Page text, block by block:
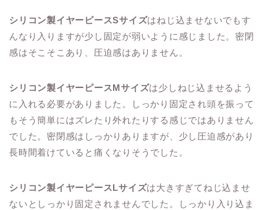
シリコン製イヤーピースSサイズはねじ込ませないでもす
んなり入りますが少し固定が弱いように感じました。密閉
感はそこそこあり、圧迫感はありません。
シリコン製イヤーピースMサイズは少しねじ込ませるよう
に入れる必要がありました。しっかり固定され頭を振って
もそう簡単にはズレたり外れたりする感じではありません
でした。密閉感はしっかりありますが、少し圧迫感があり
長時間着けていると痛くなりそうでした。
シリコン製イヤーピースLサイズは大きすぎてねじ込ませ
ないとしっかり固定されませんでした。しっかり入り込ま